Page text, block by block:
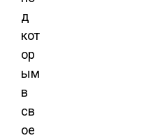
д
кот
ор
ым
в
св
ое